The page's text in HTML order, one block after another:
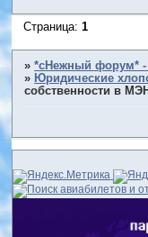
Страница:1
»*сНежный форум* -
» Юридические
собственности в МЭН